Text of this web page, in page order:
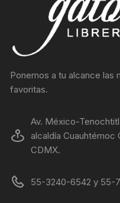
Ponemos a tu alcance las
favoritas.
Av. México-
alcaldía Cuauhtémoc
CDMX.
55-3240-6542 y 55-